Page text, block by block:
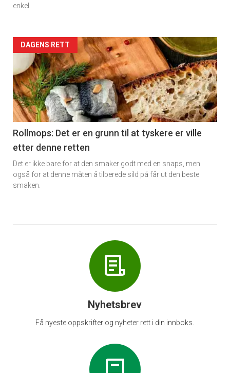
enkel.
Forsiden
akkurat
nå
-
6
DAGENS RETT
Rollmops: Det er en grunn til at tyskere er ville
etter denne retten
Det er ikke bare for at den smaker godt med en snaps, men
også for at denne måten å tilberede sild på får ut den beste
smaken.
Nyhetsbrev
Få nyeste oppskrifter og nyheter rett i din innboks.